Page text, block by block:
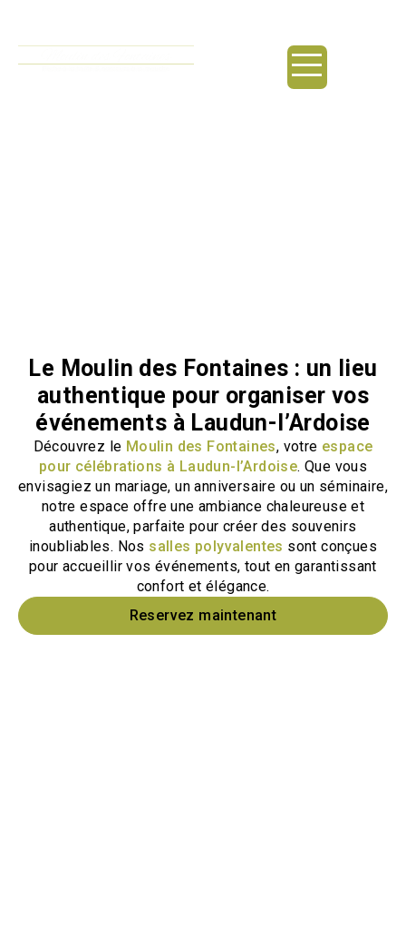
Le Moulin des Fontaines : un lieu
authentique pour organiser vos
événements à Laudun-l’Ardoise
Découvrez le Moulin des Fontaines, votre espace
pour célébrations à Laudun-l’Ardoise. Que vous
envisagiez un mariage, un anniversaire ou un séminaire,
notre espace offre une ambiance chaleureuse et
authentique, parfaite pour créer des souvenirs
inoubliables. Nos salles polyvalentes sont conçues
pour accueillir vos événements, tout en garantissant
confort et élégance.
Reservez maintenant